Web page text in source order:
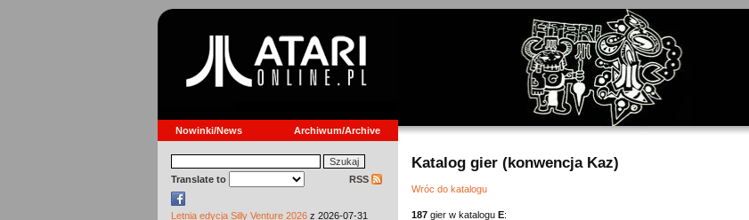
Nowinki/News Archiwum/Archive
Translate to RSS
Letnia edycja Silly Venture 2026 z 2026-07-31
Katalog gier (konwencja Kaz)
Wróc do katalogu
187 gier w katalogu E: